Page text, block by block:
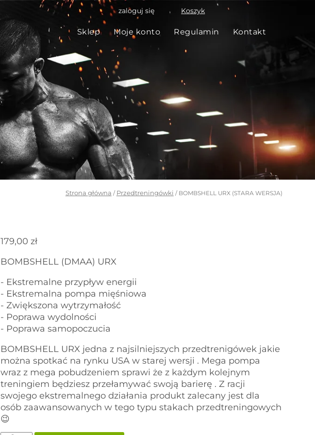
Koszyk
zaloguj się
Sklep Moje konto Regulamin Kontakt
Strona główna / Przedtreningówki / BOMBSHELL URX (STARA WERSJA)
179,00zł
BOMBSHELL (DMAA) URX
- Ekstremalne przypływ energii
- Ekstremalna pompa mięśniowa
- Zwiększona wytrzymałość
- Poprawa wydolności
- Poprawa samopoczucia
BOMBSHELL URX jedna z najsilniejszych przedtrenigówek jakie
można spotkać na rynku USA w starej wersji . Mega pompa
wraz z mega pobudzeniem sprawi że z każdym kolejnym
treningiem będziesz przełamywać swoją barierę . Z racji
swojego ekstremalnego działania produkt zalecany jest dla
osób zaawansowanych w tego typu stakach przedtreningowych
😉